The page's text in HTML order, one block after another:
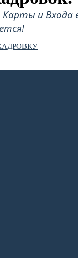
Карты и Входа